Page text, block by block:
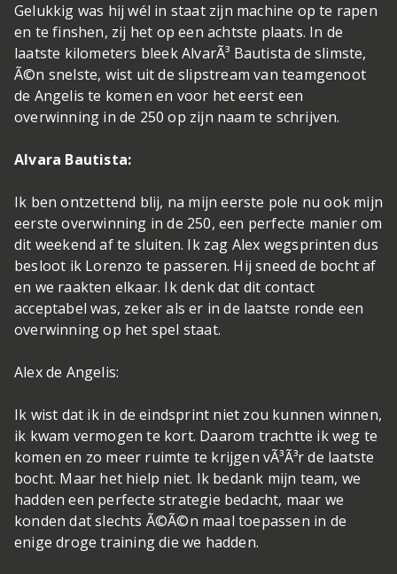
Gelukkig was hij wél in staat zijn machine op te rapen
en te finshen, zij het op een achtste plaats. In de
laatste kilometers bleek AlvarÃ³ Bautista de slimste,
Ã©n snelste, wist uit de slipstream van teamgenoot
de Angelis te komen en voor het eerst een
overwinning in de 250 op zijn naam te schrijven.
Alvara Bautista:
Ik ben ontzettend blij, na mijn eerste pole nu ook mijn
eerste overwinning in de 250, een perfecte manier om
dit weekend af te sluiten. Ik zag Alex wegsprinten dus
besloot ik Lorenzo te passeren. Hij sneed de bocht af
en we raakten elkaar. Ik denk dat dit contact
acceptabel was, zeker als er in de laatste ronde een
overwinning op het spel staat.
Alex de Angelis:
Ik wist dat ik in de eindsprint niet zou kunnen winnen,
ik kwam vermogen te kort. Daarom trachtte ik weg te
komen en zo meer ruimte te krijgen vÃ³Ã³r de laatste
bocht. Maar het hielp niet. Ik bedank mijn team, we
hadden een perfecte strategie bedacht, maar we
konden dat slechts Ã©Ã©n maal toepassen in de
enige droge training die we hadden.